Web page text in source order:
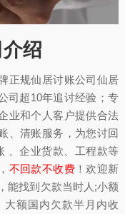
绍
正规仙居讨账公司仙居
司超10年追讨经验；专
业和个人客户提供合法
、清账服务，为您讨回
、企业货款、工程款等
不回款不收费！欢迎新
能找到欠款当时人;小额
大额国内欠款半月内收